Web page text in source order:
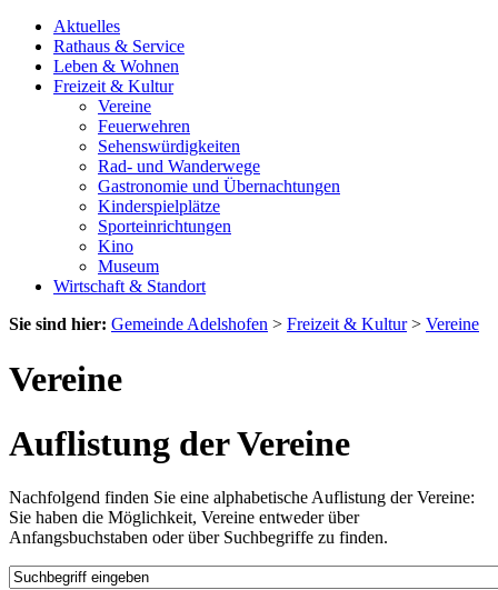
Aktuelles
Rathaus & Service
Leben & Wohnen
Freizeit & Kultur
Vereine
Feuerwehren
Sehenswürdigkeiten
Rad- und Wanderwege
Gastronomie und Übernachtungen
Kinderspielplätze
Sporteinrichtungen
Kino
Museum
Wirtschaft & Standort
Sie sind hier: Gemeinde Adelshofen > Freizeit & Kultur> Vereine
Vereine
Auflistung der Vereine
Nachfolgend finden Sie eine alphabetische Auflistung der Vereine:
Sie haben die Möglichkeit, Vereine entweder über
Anfangsbuchstaben oder über Suchbegriffe zu finden.